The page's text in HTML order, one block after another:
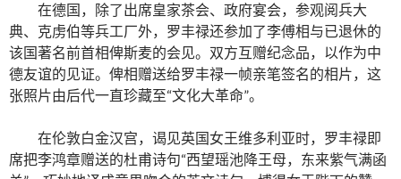
在德国，除了出席皇家茶会、政府宴会，参观阅兵大
典、克虏伯等兵工厂外，罗丰禄还参加了李傅相与已退休的
该国著名前首相俾斯麦的会见。双方互赠纪念品，以作为中
德友谊的见证。俾相赠送给罗丰禄一帧亲笔签名的相片，这
张照片由后代一直珍藏至“文化大革命”。
在伦敦白金汉宫，谒见英国女王维多利亚时，罗丰禄即
席把李鸿章赠送的杜甫诗句“西望瑶池降王母，东来紫气满函